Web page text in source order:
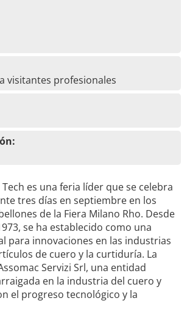
visitantes profesionales
Tech es una feria líder que se celebra
tres días en septiembre en los
de la Fiera Milano Rho. Desde
se ha establecido como una
para innovaciones en las industrias
de cuero y la curtiduría. La
Servizi Srl, una entidad
en la industria del cuero y
el progreso tecnológico y la